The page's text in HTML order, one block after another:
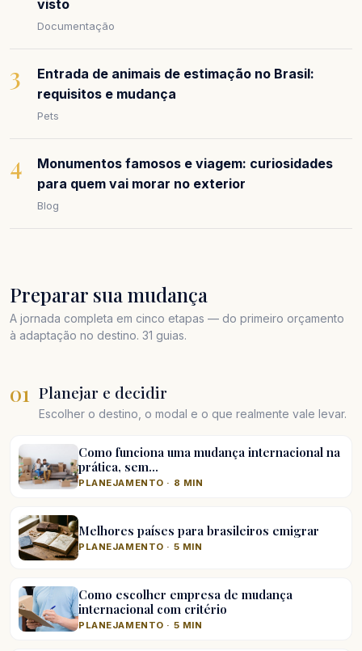
visto
Documentação
3
Entrada de animais de estimação no Brasil:
requisitos e mudança
Pets
4
Monumentos famosos e viagem: curiosidades
para quem vai morar no exterior
Blog
Preparar sua mudança
A jornada completa em cinco etapas — do primeiro orçamento
à adaptação no destino. 31 guias.
01 Planejar e decidir
Escolher o destino, o modal e o que realmente vale levar.
Como funciona uma mudança internacional na
prática, sem…
PLANEJAMENTO · 8 MIN
Melhores países para brasileiros emigrar
PLANEJAMENTO · 5 MIN
Como escolher empresa de mudança
internacional com critério
PLANEJAMENTO · 5 MIN